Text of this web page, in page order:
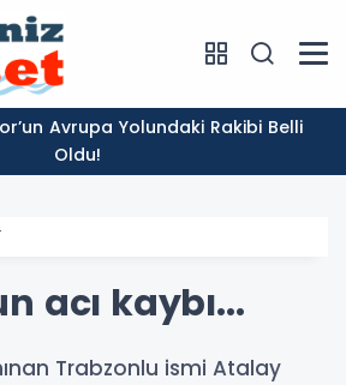
Oldu!
acı kaybı...
Trabzonlu ismi Atalay